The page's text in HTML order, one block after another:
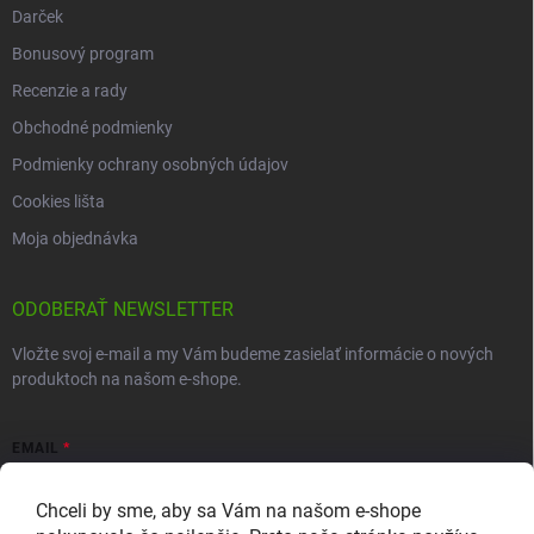
Chceli by sme, aby sa Vám na našom e-shope
Darček
Bonusový program
Recenzie a rady
Obchodné podmienky
Podmienky ochrany osobných údajov
Cookies lišta
Moja objednávka
ODOBERAŤ NEWSLETTER
Vložte svoj e-mail a my Vám budeme zasielať informácie o nových
produktoch na našom e-shope.
EMAIL